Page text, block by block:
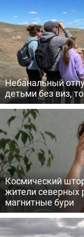
Небанальный
детьми без виз,
Космический
жители северных
магнитные бури